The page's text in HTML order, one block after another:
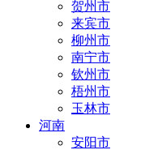
贺州市
来宾市
柳州市
南宁市
钦州市
梧州市
玉林市
河南
安阳市